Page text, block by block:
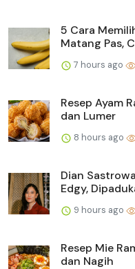
5 Cara
Matang Pas,
7 hours ago
Resep Ayam
dan Lumer
8 hours ago
Dian
Edgy,
9 hours ago
Resep Mie
dan Nagih